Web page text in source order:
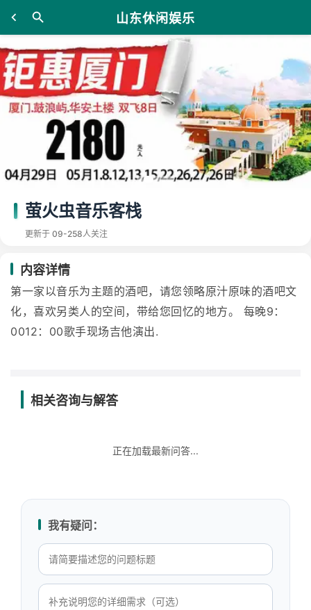
山东休闲娱乐
萤火虫音乐客栈
更新于 09-258人关注
内容详情
第一家以音乐为主题的酒吧，请您领略原汁原味的酒吧文
化，喜欢另类人的空间，带给您回忆的地方。 每晚9：
0012：00歌手现场吉他演出.
相关咨询与解答
正在加载最新问答...
我有疑问：